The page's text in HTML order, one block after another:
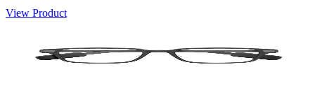
View Product